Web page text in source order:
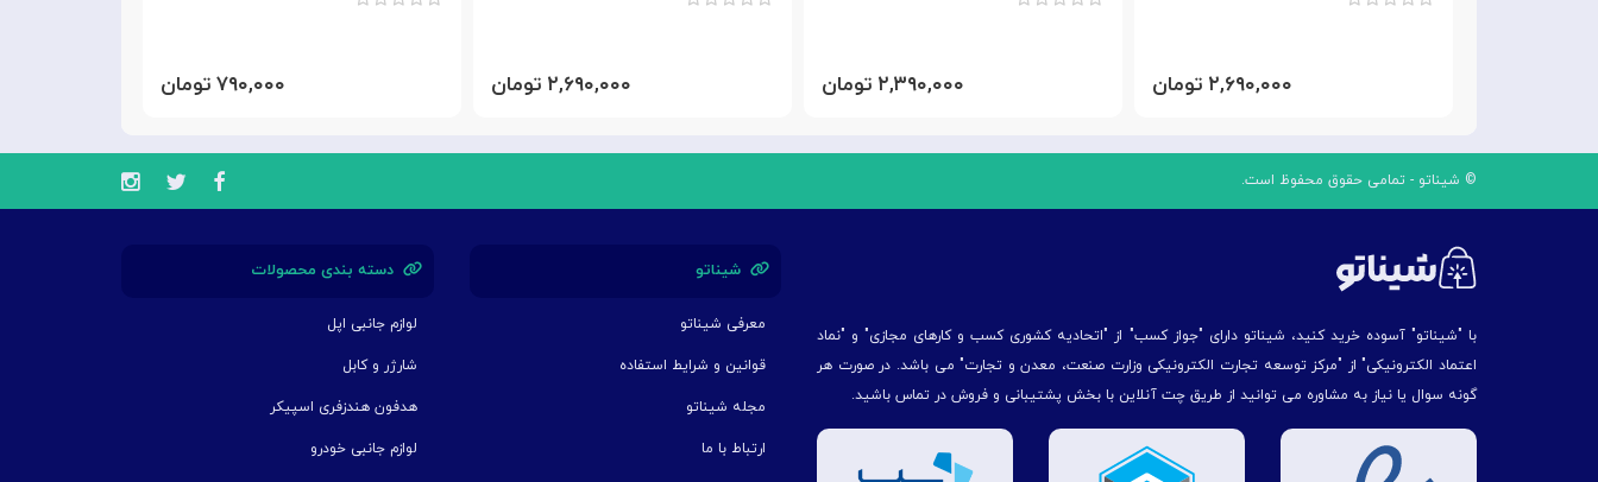
۷۹۰,۰۰۰ تومان ۲,۶۹۰,۰۰۰ تومان ۲,۳۹۰,۰۰۰ تومان ۲,۶۹۰,۰۰۰ تومان
© شیناتو - تمامی حقوق محفوظ است.
با "شیناتو" آسوده خرید کنید، شیناتو دارای "جواز کسب" از "اتحادیه کشوری کسب و کارهای مجازی" و "نماد
اعتماد الکترونیکی" از "مركز توسعه تجارت الكترونیكی وزارت صنعت، معدن و تجارت" می باشد. در صورت هر
گونه سوال یا نیاز به مشاوره می توانید از طریق چت آنلاین با بخش پشتیبانی و فروش در تماس باشید.
شیناتو
معرفی شیناتو
قوانین و شرایط استفاده
مجله شیناتو
ارتباط با ما
دسته بندی محصولات
لوازم جانبی اپل
شارژر و کابل
هدفون هندزفری اسپیکر
لوازم جانبی خودرو